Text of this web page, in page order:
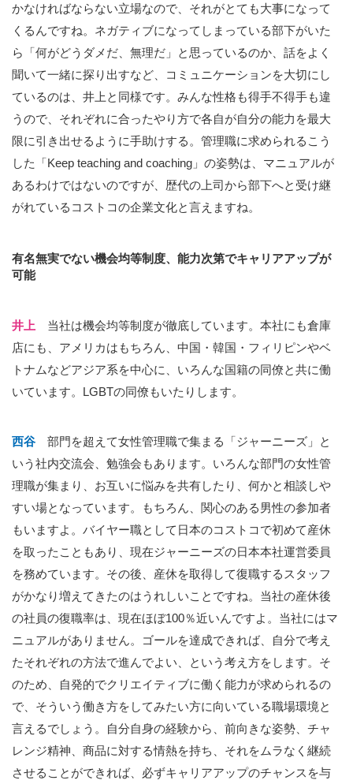
かなければならない立場なので、それがとても大事になって
くるんですね。ネガティブになってしまっている部下がいた
ら「何がどうダメだ、無理だ」と思っているのか、話をよく
聞いて一緒に探り出すなど、コミュニケーションを大切にし
ているのは、井上と同様です。みんな性格も得手不得手も違
うので、それぞれに合ったやり方で各自が自分の能力を最大
限に引き出せるように手助けする。管理職に求められるこう
した「Keep teaching and coaching」の姿勢は、マニュアルが
あるわけではないのですが、歴代の上司から部下へと受け継
がれているコストコの企業文化と言えますね。
有名無実でない機会均等制度、能力次第でキャリアアップが
可能
井上
当社は機会均等制度が徹底しています。本社にも倉庫
店にも、アメリカはもちろん、中国・韓国・フィリピンやベ
トナムなどアジア系を中心に、いろんな国籍の同僚と共に働
いています。LGBTの同僚もいたりします。
西谷
部門を超えて女性管理職で集まる「ジャーニーズ」と
いう社内交流会、勉強会もあります。いろんな部門の女性管
理職が集まり、お互いに悩みを共有したり、何かと相談しや
すい場となっています。もちろん、関心のある男性の参加者
もいますよ。バイヤー職として日本のコストコで初めて産休
を取ったこともあり、現在ジャーニーズの日本本社運営委員
を務めています。その後、産休を取得して復職するスタッフ
がかなり増えてきたのはうれしいことですね。当社の産休後
の社員の復職率は、現在ほぼ100％近いんですよ。当社にはマ
ニュアルがありません。ゴールを達成できれば、自分で考え
たそれぞれの方法で進んでよい、という考え方をします。そ
のため、自発的でクリエイティブに働く能力が求められるの
で、そういう働き方をしてみたい方に向いている職場環境と
言えるでしょう。自分自身の経験から、前向きな姿勢、チャ
レンジ精神、商品に対する情熱を持ち、それをムラなく継続
させることができれば、必ずキャリアアップのチャンスを与